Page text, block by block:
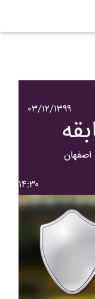
۰۳/۱۲/۱۳۹۹
۱۴:۳۰